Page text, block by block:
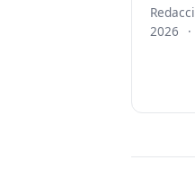
2026
·